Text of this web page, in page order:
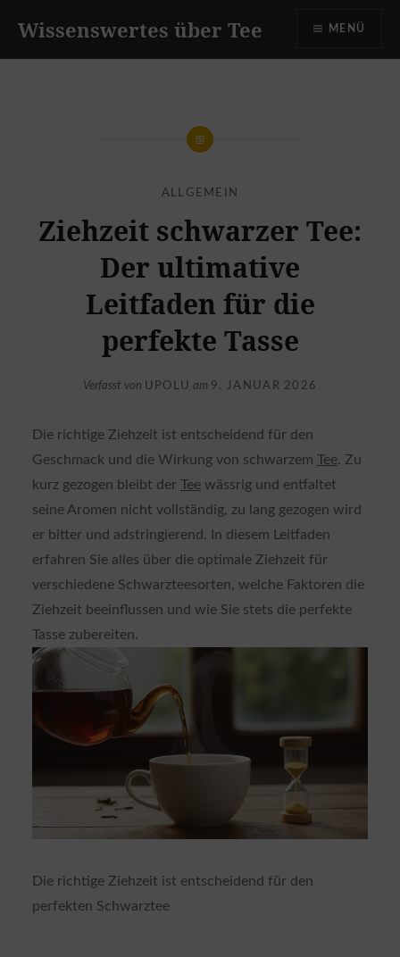
InhaltWissenswertes über Tee MENÜ
ALLGEMEIN
Ziehzeit schwarzer Tee:
Der ultimative
Leitfaden für die
perfekte Tasse
Verfasst von UPOLU am 9. JANUAR 2026
Die richtige Ziehzeit ist entscheidend für den
Geschmack und die Wirkung von schwarzem Tee. Zu
kurz gezogen bleibt der Teewässrig und entfaltet
seine Aromen nicht vollständig, zu lang gezogen wird
er bitter und adstringierend. In diesem Leitfaden
erfahren Sie alles über die optimale Ziehzeit für
verschiedene Schwarzteesorten, welche Faktoren die
Ziehzeit beeinflussen und wie Sie stets die perfekte
Tasse zubereiten.
Die richtige Ziehzeit ist entscheidend für den
perfekten Schwarztee